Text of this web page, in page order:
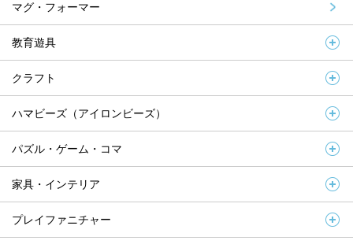
マグ・フォーマー
教育遊具
クラフト
ハマビーズ（アイロンビーズ）
パズル・ゲーム・コマ
家具・インテリア
プレイファニチャー